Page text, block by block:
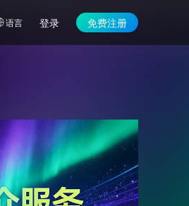
语言 登录 免费注册